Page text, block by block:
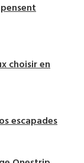
choisir en
escapades